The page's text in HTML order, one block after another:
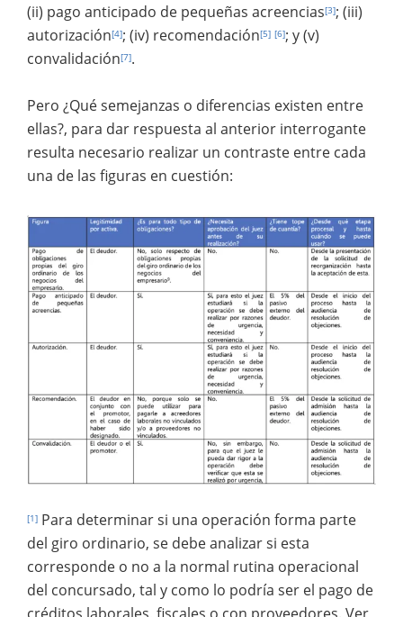
(ii) pago anticipado de pequeñas acreencias[3]; (iii)
autorización[4]; (iv) recomendación[5] [6]; y (v)
convalidación[7].
Pero ¿Qué semejanzas o diferencias existen entre
ellas?, para dar respuesta al anterior interrogante
resulta necesario realizar un contraste entre cada
una de las figuras en cuestión:
[1] Para determinar si una operación forma parte
del giro ordinario, se debe analizar si esta
corresponde o no a la normal rutina operacional
del concursado, tal y como lo podría ser el pago de